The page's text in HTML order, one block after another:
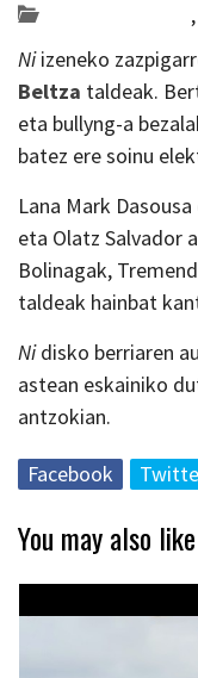
,
Niizeneko
Beltza taldeak.
eta bullyng-a
batez ere soinu
Lana Mark
eta Olatz Salvador
Bolinagak,
taldeak hainbat
Nidisko berriaren
astean eskainiko
antzokian.
Facebook
You may also like